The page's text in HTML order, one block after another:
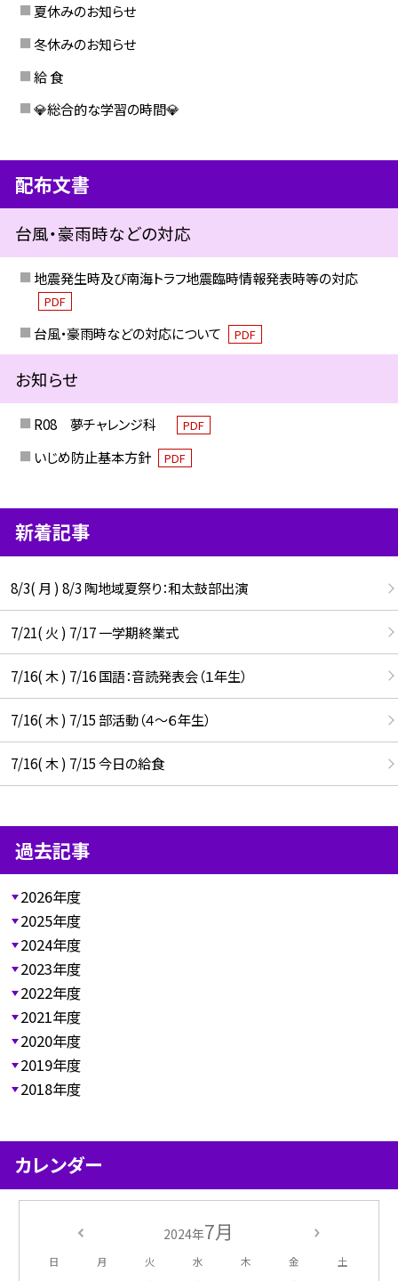
夏休みのお知らせ
冬休みのお知らせ
給 食
💎総合的な学習の時間💎
配布文書
台風・豪雨時などの対応
地震発生時及び南海トラフ地震臨時情報発表時等の対応
PDF
台風・豪雨時などの対応について PDF
お知らせ
R08 夢チャレンジ科 PDF
いじめ防止基本方針 PDF
新着記事
8/3( 月 ) 8/3 陶地域夏祭り：和太鼓部出演
7/21( 火 ) 7/17 一学期終業式
7/16( 木 ) 7/16 国語：音読発表会（１年生）
7/16( 木 ) 7/15 部活動（４～６年生）
7/16( 木 ) 7/15 今日の給食
過去記事
2026年度
2025年度
2024年度
2023年度
2022年度
2021年度
2020年度
2019年度
2018年度
カレンダー
2024年7月
日 月 火 水 木 金 土